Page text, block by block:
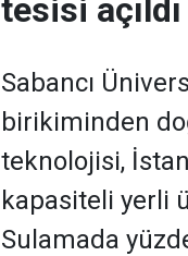
tesisi açıldı
Sabancı
birikiminden
teknolojisi,
kapasiteli yerli
Sulamada